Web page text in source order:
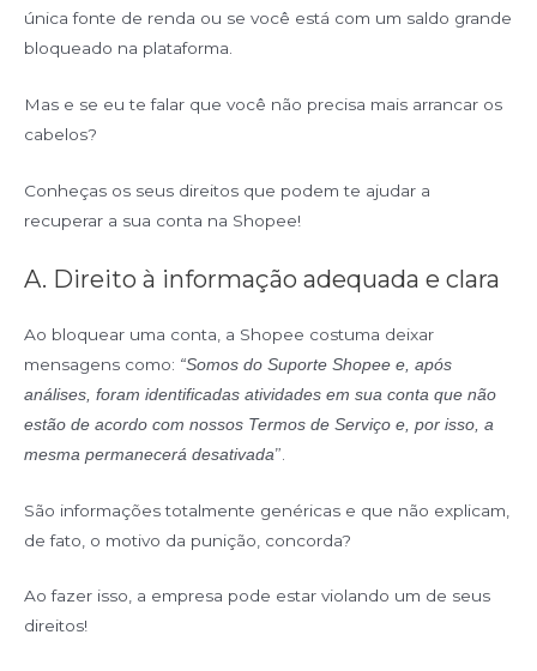
única fonte de renda ou se você está com um saldo grande
bloqueado na plataforma.
Mas e se eu te falar que você não precisa mais arrancar os
cabelos?
Conheças os seus direitos que podem te ajudar a
recuperar a sua conta na Shopee!
A. Direito à informação adequada e clara
Ao bloquear uma conta, a Shopee costuma deixar
mensagens como: “Somos do Suporte Shopee e, após
análises, foram identificadas atividades em sua conta que não
estão de acordo com nossos Termos de Serviço e, por isso, a
mesma permanecerá desativada”.
São informações totalmente genéricas e que não explicam,
de fato, o motivo da punição, concorda?
Ao fazer isso, a empresa pode estar violando um de seus
direitos!